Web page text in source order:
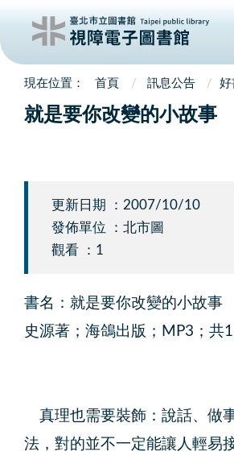
首頁 訊息公告 好
就是要你改變的小故事
更新日期 ：2007/10/10
發佈單位 ：北市圖
觀看 ：1
書名：就是要你改變的小故事
史源著；海鴿出版；MP3；共
真理也需要裝飾：說話、做
法，對的並不一定能讓人輕易